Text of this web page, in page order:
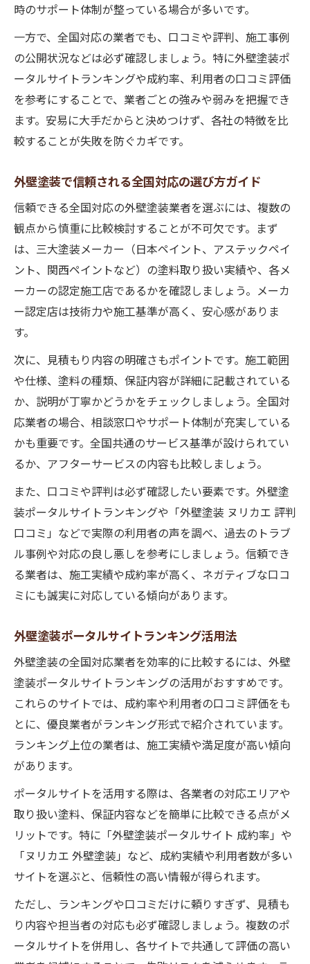
アステックと日本ペイントの性能を徹底検証
外壁塗装でアステックと日本ペイント比較
外壁塗装の遮熱性能と耐久性を両社で検証
外壁塗装で選ぶべき塗料性能ポイント解説
アステックと日本ペイントの評判を比較
外壁塗装で人気の理由と選び方の違い
外壁塗装全国対応業者の信頼性とは何か
外壁塗装で安心できる全国対応の見極め方
口コミで選ぶ外壁塗装業者の評価基準
外壁塗装の成約率が高い業者の特徴を解説
外壁塗装ポータル活用で信頼する方法
口コミや成約率から選ぶ外壁塗装の新常識
外壁塗装の口コミを見極めるコツと注意点
由
外壁塗装ポータルサイト活用の新常識解説
外壁塗装で評判の良い業者選びのポイント
外壁塗装口コミ評判を活かす選定方法
時のサポート体制が整っている場合が多いです。
一方で、全国対応の業者でも、口コミや評判、施工事例
の公開状況などは必ず確認しましょう。特に外壁塗装ポ
ータルサイトランキングや成約率、利用者の口コミ評価
を参考にすることで、業者ごとの強みや弱みを把握でき
ます。安易に大手だからと決めつけず、各社の特徴を比
較することが失敗を防ぐカギです。
外壁塗装で信頼される全国対応の選び方ガイド
信頼できる全国対応の外壁塗装業者を選ぶには、複数の
観点から慎重に比較検討することが不可欠です。まず
は、三大塗装メーカー（日本ペイント、アステックペイ
ント、関西ペイントなど）の塗料取り扱い実績や、各メ
ーカーの認定施工店であるかを確認しましょう。メーカ
ー認定店は技術力や施工基準が高く、安心感がありま
す。
次に、見積もり内容の明確さもポイントです。施工範囲
や仕様、塗料の種類、保証内容が詳細に記載されている
か、説明が丁寧かどうかをチェックしましょう。全国対
応業者の場合、相談窓口やサポート体制が充実している
かも重要です。全国共通のサービス基準が設けられてい
るか、アフターサービスの内容も比較しましょう。
また、口コミや評判は必ず確認したい要素です。外壁塗
装ポータルサイトランキングや「外壁塗装 ヌリカエ 評判
口コミ」などで実際の利用者の声を調べ、過去のトラブ
ル事例や対応の良し悪しを参考にしましょう。信頼でき
る業者は、施工実績や成約率が高く、ネガティブな口コ
ミにも誠実に対応している傾向があります。
外壁塗装ポータルサイトランキング活用法
外壁塗装の全国対応業者を効率的に比較するには、外壁
塗装ポータルサイトランキングの活用がおすすめです。
これらのサイトでは、成約率や利用者の口コミ評価をも
とに、優良業者がランキング形式で紹介されています。
ランキング上位の業者は、施工実績や満足度が高い傾向
があります。
ポータルサイトを活用する際は、各業者の対応エリアや
取り扱い塗料、保証内容などを簡単に比較できる点がメ
リットです。特に「外壁塗装ポータルサイト 成約率」や
「ヌリカエ 外壁塗装」など、成約実績や利用者数が多い
サイトを選ぶと、信頼性の高い情報が得られます。
ただし、ランキングや口コミだけに頼りすぎず、見積も
り内容や担当者の対応も必ず確認しましょう。複数のポ
ータルサイトを併用し、各サイトで共通して評価の高い